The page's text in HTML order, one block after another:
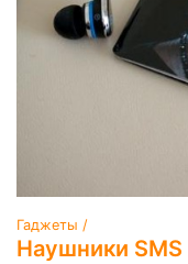
Гаджеты /
Наушники